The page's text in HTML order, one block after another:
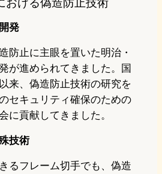
発
防止に主眼を置いた明治・
が進められてきました。国
来、偽造防止技術の研究を
セキュリティ確保のための
に貢献してきました。
技術
るフレーム切手でも、偽造